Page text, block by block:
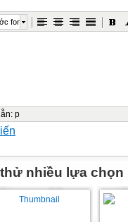
they are different.
font
: p
nhiều lựa chọn